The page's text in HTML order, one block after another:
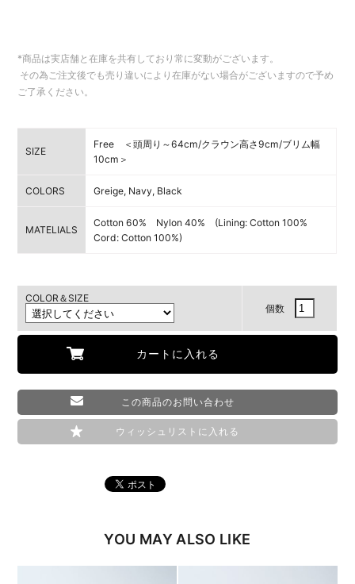
*商品は実店舗と在庫を共有しており常に変動がございます。
その為ご注文後でも売り違いにより在庫がない場合がございますので予め
ご了承ください。
SIZE
Free ＜頭周り～64cm/クラウン高さ9cm/ブリム幅
10cm＞
COLORS Greige, Navy, Black
MATELIALS
Cotton 60% Nylon 40% (Lining: Cotton 100%
Cord: Cotton 100%)
COLOR＆SIZE
個数
この商品のお問い合わせ
ウィッシュリストに入れる
YOU MAY ALSO LIKE